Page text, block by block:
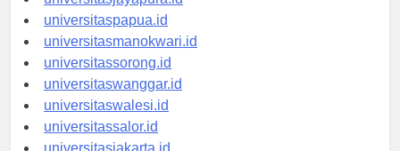
universitasjayapura.id
universitaspapua.id
universitasmanokwari.id
universitassorong.id
universitaswanggar.id
universitaswalesi.id
universitassalor.id